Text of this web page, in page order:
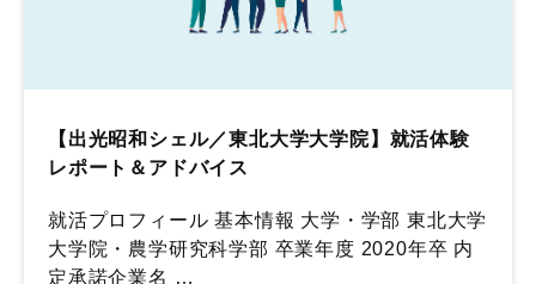
【出光昭和シェル／東北大学大学院】就活体験
レポート＆アドバイス
就活プロフィール 基本情報 大学・学部 東北大学
大学院・農学研究科学部 卒業年度 2020年卒 内
定承諾企業名 …